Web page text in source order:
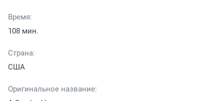
Время:
108 мин.
Страна:
США
Оригинальное название: